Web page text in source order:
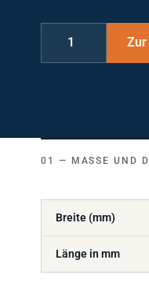
Breite (mm)
Länge in mm